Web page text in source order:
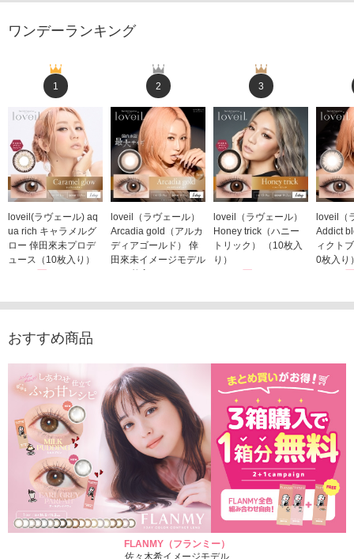
ワンデーランキング
1
loveil(ラヴェール) aq
ua rich キャラメルグ
ロー 倖田來未プロデ
ュース（10枚入り）
1,760円
2
loveil（ラヴェール）
Arcadia gold（アルカ
ディアゴールド） 倖
田來未イメージモデル
（10枚入り）
3
loveil（ラヴェール）
Honey trick（ハニー
トリック） （10枚入
り）
1,760円
loveil（
Addict
ィクト
0枚入り
1,760
おすすめ商品
FLANMY（フランミー）